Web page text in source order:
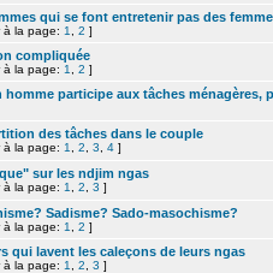
qui se font entretenir pas des
à la page: 1 2 ]
compliquée
à la page: 1 2 ]
homme participe aux tâches ménagères,
des tâches dans le couple
à la page: 1 2 3 4 ]
sur les ndjim ngas
à la page: 1 2 3 ]
Sadisme? Sado-masochisme?
à la page: 1 2 ]
qui lavent les caleçons de leurs ngas
à la page: 1 2 3 ]